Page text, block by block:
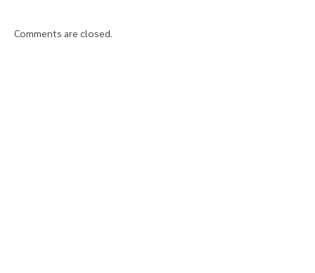
Comments are closed.